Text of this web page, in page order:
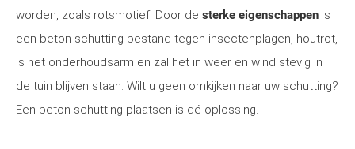
worden, zoals rotsmotief. Door de sterke eigenschappen is
een beton schutting bestand tegen insectenplagen, houtrot,
is het onderhoudsarm en zal het in weer en wind stevig in
de tuin blijven staan. Wilt u geen omkijken naar uw schutting?
Een beton schutting plaatsen is dé oplossing.